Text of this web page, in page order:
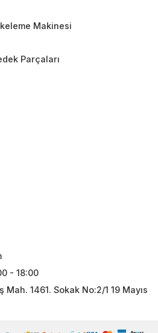
Makinesi
Parçaları
- 18:00
Mah. 1461. Sokak No:2/1 19 Mayıs